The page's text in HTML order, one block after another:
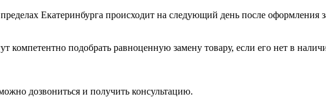
Екатеринбурга происходит на следующий день после оформления
компетентно подобрать равноценную замену товару, если его нет в
дозвониться и получить консультацию.